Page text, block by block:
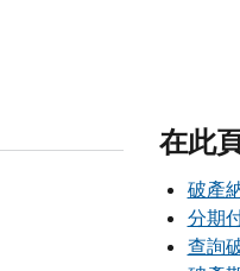
在此
破產
分期
查詢